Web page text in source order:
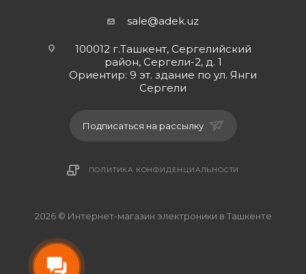
sale@adek.uz
100012 г.Ташкент, Сергелийский
район, Сергели-2, д. 1
Ориентир: 9 эт. здание по ул. Янги
Сергели
Подписаться на рассылку
ПОЛИТИКА КОНФИДЕНЦИАЛЬНОСТИ
2026 © Интернет-магазин электроники в Ташкенте